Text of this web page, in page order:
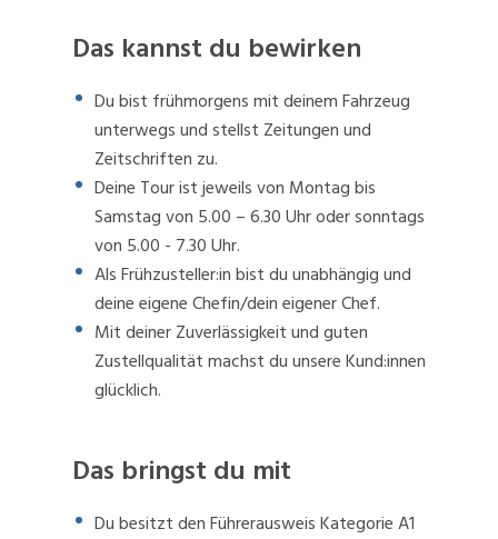
Das kannst du bewirken
Du bist frühmorgens mit deinem Fahrzeug
unterwegs und stellst Zeitungen und
Zeitschriften zu.
Deine Tour ist jeweils von Montag bis
Samstag von 5.00 – 6.30 Uhr oder sonntags
von 5.00 - 7.30 Uhr.
Als Frühzusteller:in bist du unabhängig und
deine eigene Chefin/dein eigener Chef.
Mit deiner Zuverlässigkeit und guten
Zustellqualität machst du unsere Kund:innen
glücklich.
Das bringst du mit
Du besitzt den Führerausweis Kategorie A1